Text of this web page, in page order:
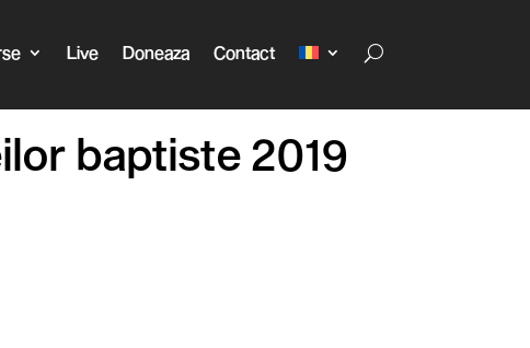
Live Doneaza Contact
baptiste 2019